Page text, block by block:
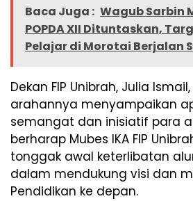
Baca Juga : Wagub Sarbin
POPDA XII Dituntaskan,
Pelajar di Morotai Berjalan
Dekan FIP Unibrah, Julia
arahannya menyampaikan
semangat dan inisiatif para
berharap Mubes IKA FIP
tonggak awal keterlibatan
dalam mendukung visi dan
Pendidikan ke depan.